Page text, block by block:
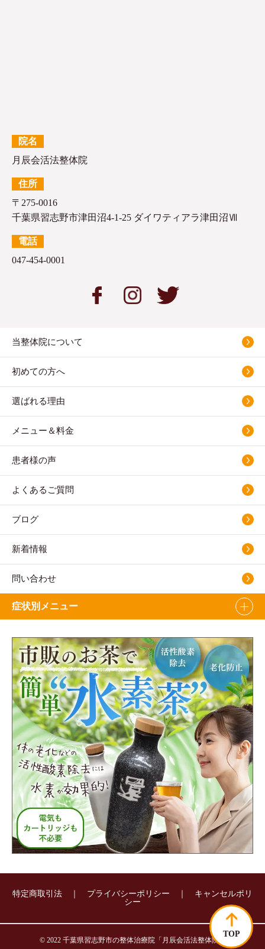
TOP
院名
月辰会活法整体院
住所
〒275-0016
千葉県習志野市津田沼4-1-25 ダイワティアラ津田沼Ⅶ
電話
047-454-0001
当整体院について
初めての方へ
選ばれる理由
メニュー＆料金
患者様の声
よくあるご質問
ブログ
新着情報
問い合わせ
症状別メニュー
坐骨神経痛
肩こり
ストレートネック
頭痛・片頭痛
めまい
椎間板ヘルニア
四十肩・五十肩
マタニティ整体
自律神経失調症
腱鞘炎
バネ指
猫背・そり腰
顎関節症
股関節痛
寝違え
首こり
特定商取引法 プライバシーポリシー
キャンセルポリ
シー
©︎ 2022 千葉県習志野市の整体治療院「月辰会活法整体院」